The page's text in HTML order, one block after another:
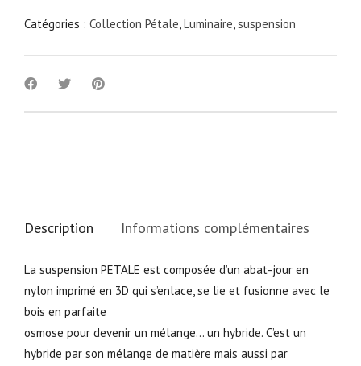
Catégories : Collection Pétale,Luminaire,suspension
Description Informations complémentaires
La suspension PETALE est composée d’un abat-jour en
nylon imprimé en 3D qui s’enlace, se lie et fusionne avec le
bois en parfaite
osmose pour devenir un mélange… un hybride. C’est un
hybride par son mélange de matière mais aussi par